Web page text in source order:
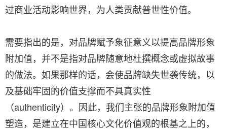
过商业活动影响世界，为人类贡献普世性价值。
需要指出的是，对品牌赋予象征意义以提高品牌形象
附加值，并不是指对品牌随意地杜撰概念或虚拟故事
的做法。如果那样的话，会使品牌缺失世袭传统，以
及基础牢固的价值支撑而不具真实性
（authenticity）。因此，我们主张的品牌形象附加值
塑造，是建立在中国核心文化价值观的根基之上的，